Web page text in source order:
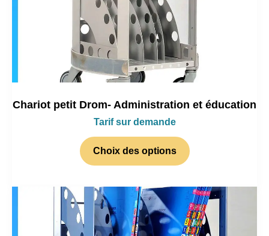
Chariot petit Drom- Administration et éducation
Tarif sur demande
Choix des options